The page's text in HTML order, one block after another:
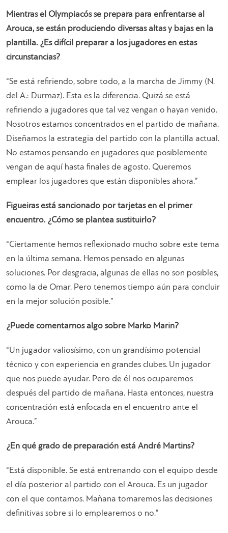
Mientras el Olympiacós se prepara para enfrentarse al
Arouca, se están produciendo diversas altas y bajas en la
plantilla. ¿Es difícil preparar a los jugadores en estas
circunstancias?
“Se está refiriendo, sobre todo, a la marcha de Jimmy (N.
del A.: Durmaz). Esta es la diferencia. Quizá se está
refiriendo a jugadores que tal vez vengan o hayan venido.
Nosotros estamos concentrados en el partido de mañana.
Diseñamos la estrategia del partido con la plantilla actual.
No estamos pensando en jugadores que posiblemente
vengan de aquí hasta finales de agosto. Queremos
emplear los jugadores que están disponibles ahora.”
Figueiras está sancionado por tarjetas en el primer
encuentro. ¿Cómo se plantea sustituirlo?
“Ciertamente hemos reflexionado mucho sobre este tema
en la última semana. Hemos pensado en algunas
soluciones. Por desgracia, algunas de ellas no son posibles,
como la de Omar. Pero tenemos tiempo aún para concluir
en la mejor solución posible.”
¿Puede comentarnos algo sobre Marko Marin?
“Un jugador valiosísimo, con un grandísimo potencial
técnico y con experiencia en grandes clubes. Un jugador
que nos puede ayudar. Pero de él nos ocuparemos
después del partido de mañana. Hasta entonces, nuestra
concentración está enfocada en el encuentro ante el
Arouca.”
¿En qué grado de preparación está André Martins?
“Está disponible. Se está entrenando con el equipo desde
el día posterior al partido con el Arouca. Es un jugador
con el que contamos. Mañana tomaremos las decisiones
definitivas sobre si lo emplearemos o no.”